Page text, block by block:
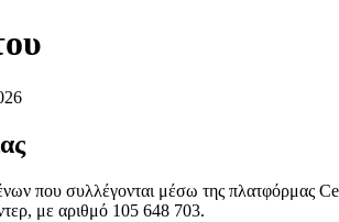
που συλλέγονται μέσω της πλατφόρμας
με αριθμό 105 648 703.